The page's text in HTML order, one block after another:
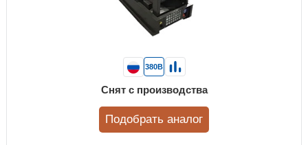
380В
Снят с производства
Подобрать аналог